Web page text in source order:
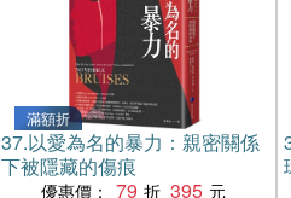
滿額折
37.以愛為名的暴力：親密關係
下被隱藏的傷痕
優惠價： 79 395